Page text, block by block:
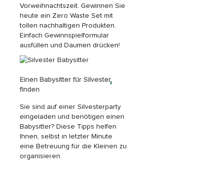
Vorweihnachtszeit. Gewinnen Sie
heute ein Zero Waste Set mit
tollen nachhaltigen Produkten.
Einfach Gewinnspielformular
ausfüllen und Daumen drücken!
Einen Babysitter für Silvester
finden
Sie sind auf einer Silvesterparty
eingeladen und benötigen einen
Babysitter? Diese Tipps helfen
Ihnen, selbst in letzter Minute
eine Betreuung für die Kleinen zu
organisieren.